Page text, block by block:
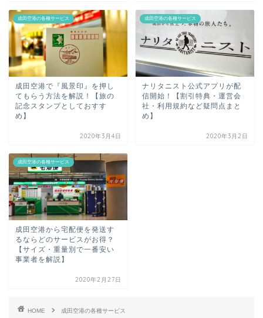
成田空港の各種サービス
成田空港で『風景印』を押し
てもらう方法を解説！【旅の
記念スタンプとしておすす
め】
2020年3月4日
成田空港の各種サービス
ナリタニスト公式アプリが配
信開始！【割引特典・運営会
社・利用規約など疑問点まと
め】
2020年3月2日
成田空港の各種サービス
成田空港から宅配便を発送す
るならどのサービスがお得？
【サイズ・重量別で一番安い
事業者を解説】
2020年2月27日
HOME 成田空港の各種サービス